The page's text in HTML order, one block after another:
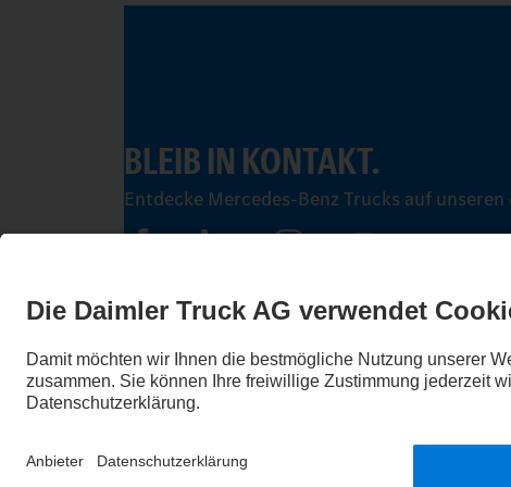
BLEIB IN KONTAKT.
Entdecke Mercedes-Benz Trucks auf